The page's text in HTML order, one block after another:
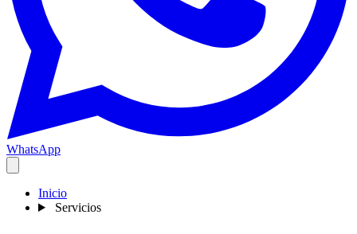
WhatsApp
Inicio
Servicios